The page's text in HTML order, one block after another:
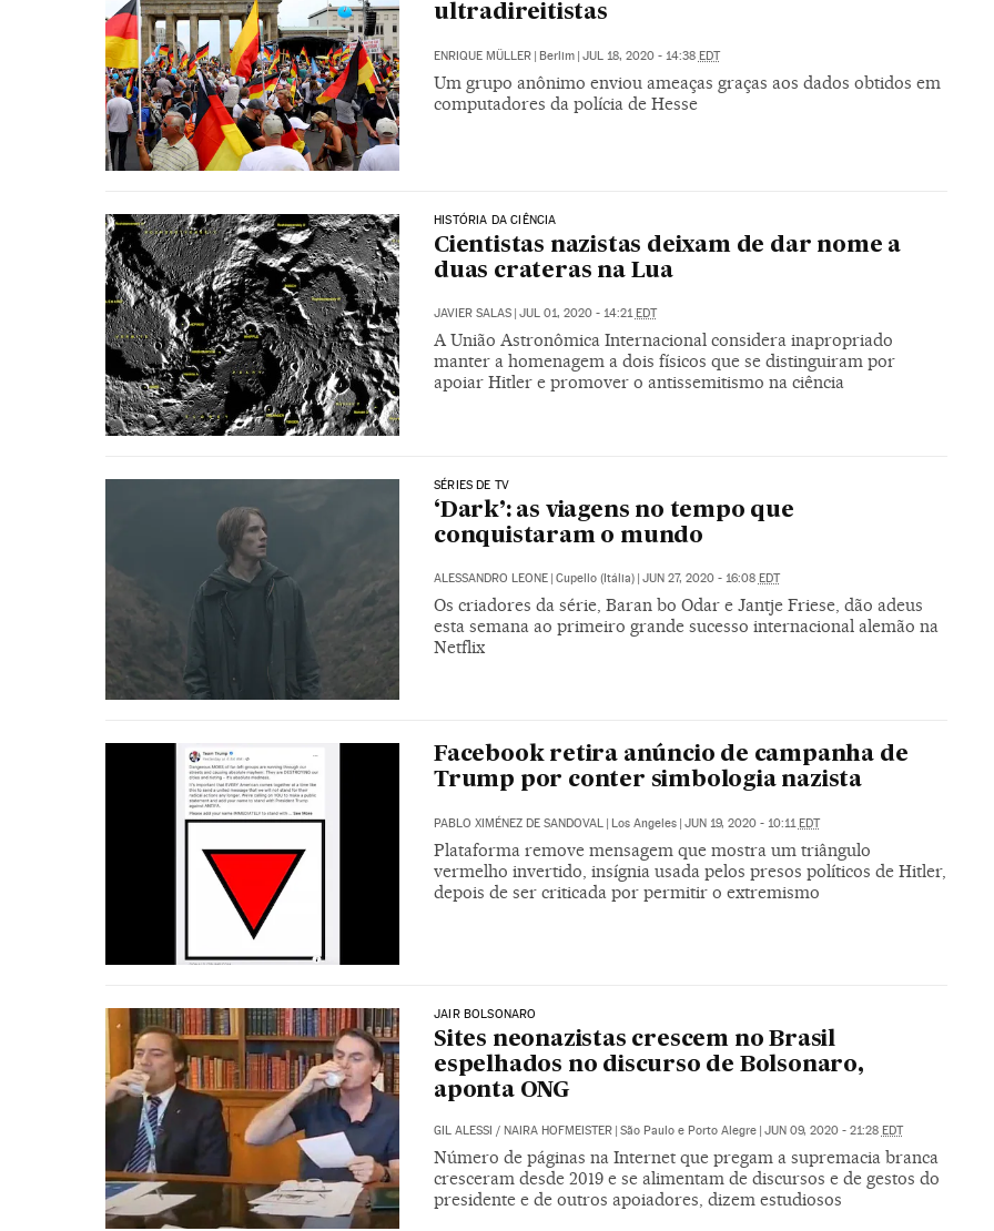
ultradireitistas
ENRIQUE MÜLLER | Berlim | JUL 18, 2020 - 14:38 EDT
Um grupo anônimo enviou ameaças graças aos dados obtidos em
computadores da polícia de Hesse
HISTÓRIA DA CIÊNCIA
Cientistas nazistas deixam de dar nome a
duas crateras na Lua
JAVIER SALAS JUL 01, 2020 - 14:21 EDT
A União Astronômica Internacional considera inapropriado
manter a homenagem a dois físicos que se distinguiram por
apoiar Hitler e promover o antissemitismo na ciência
SÉRIES DE TV
‘Dark’: as viagens no tempo que
conquistaram o mundo
ALESSANDRO LEONE | Cupello (Itália) | JUN 27, 2020 - 16:08 EDT
Os criadores da série, Baran bo Odar e Jantje Friese, dão adeus
esta semana ao primeiro grande sucesso internacional alemão na
Netflix
Facebook retira anúncio de campanha de
Trump por conter simbologia nazista
PABLO XIMÉNEZ DE SANDOVAL | Los Angeles | JUN 19, 2020 - 10:11EDT
Plataforma remove mensagem que mostra um triângulo
vermelho invertido, insígnia usada pelos presos políticos de Hitler,
depois de ser criticada por permitir o extremismo
JAIR BOLSONARO
Sites neonazistas crescem no Brasil
espelhados no discurso de Bolsonaro,
aponta ONG
GIL ALESSI / NAIRA HOFMEISTER São Paulo e Porto Alegre JUN 09, 2020 - 21:28 EDT
Número de páginas na Internet que pregam a supremacia branca
cresceram desde 2019 e se alimentam de discursos e de gestos do
presidente e de outros apoiadores, dizem estudiosos